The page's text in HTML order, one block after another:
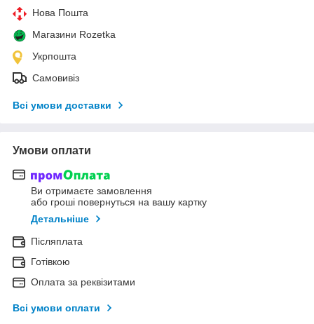
Нова Пошта
Магазини Rozetka
Укрпошта
Самовивіз
Всі умови доставки
Умови оплати
Ви отримаєте замовлення
або гроші повернуться на вашу картку
Детальніше
Післяплата
Готівкою
Оплата за реквізитами
Всі умови оплати